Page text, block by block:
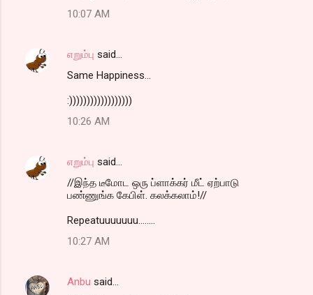
10:07 AM
எறும்பு said…
Same Happiness...
:))))))))))))))))))
10:26 AM
எறும்பு said…
//இந்த டீமோட ஒரு ப்ளாக்கர் மீட் ஏற்பாடு
பண்ணுங்க கேபிள். கலக்கலாம்!//
Repeatuuuuuuu........
10:27 AM
Anbu said…